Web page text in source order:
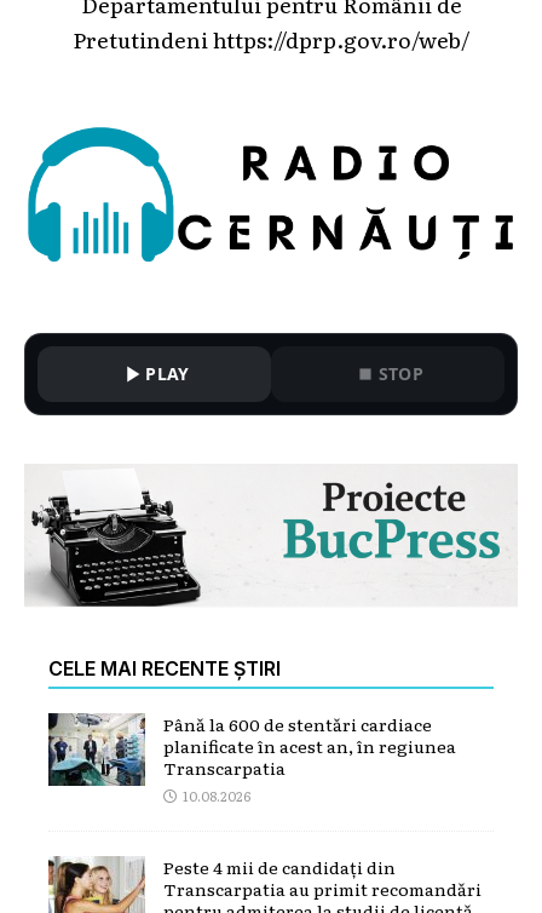
Pretutindeni https://dprp.gov.ro/web/
PLAY STOP
CELE MAI RECENTE ȘTIRI
Până la 600 de stentări cardiace
planificate în acest an, în regiunea
Transcarpatia
10.08.2026
Peste 4 mii de candidați din
Transcarpatia au primit recomandări